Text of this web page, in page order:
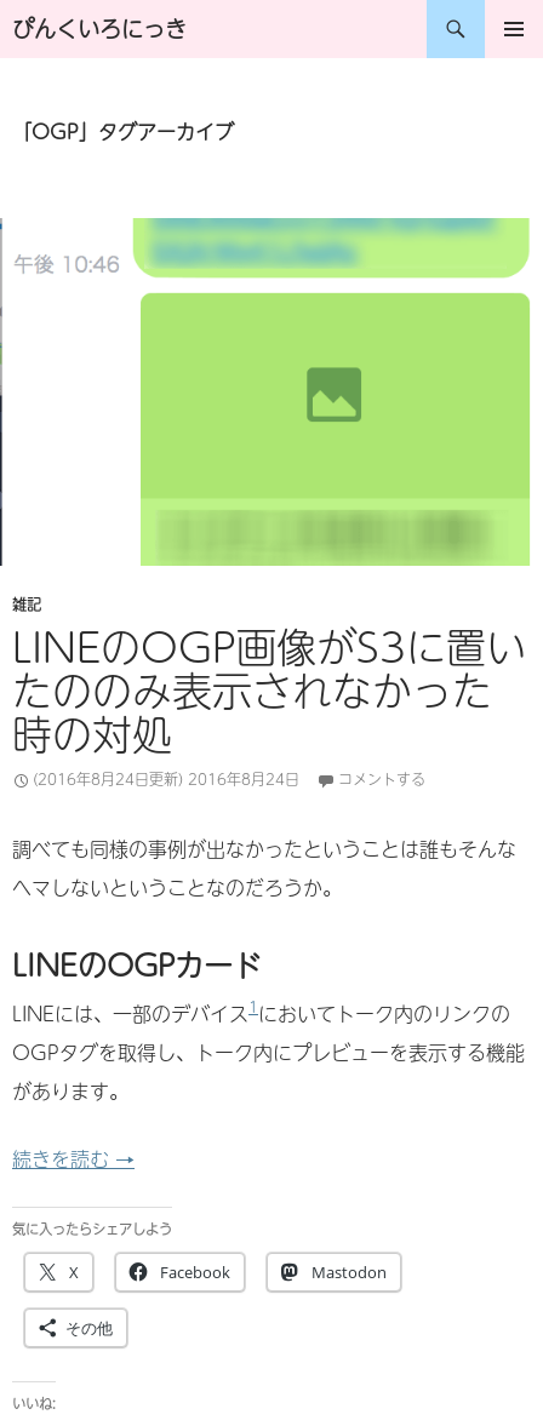
コ
へ
ス
プ
ぴんくいろにっき
検
「OGP」タグアーカイブ
雑記
LINEのOGP画像がS3に置い
たののみ表示されなかった
時の対処
(2016年8月24日更新) 2016年8月24日 コメントする
調べても同様の事例が出なかったということは誰もそんな
ヘマしないということなのだろうか。
LINEのOGPカード
LINEには、一部のデバイス1 においてトーク内のリンクの
OGPタグを取得し、トーク内にプレビューを表示する機能
があります。
続きを読む LINEのOGP画像がS3に置いたののみ表示され
→
気に入ったらシェアしよう
X Facebook Mastodon
その他
いいね: